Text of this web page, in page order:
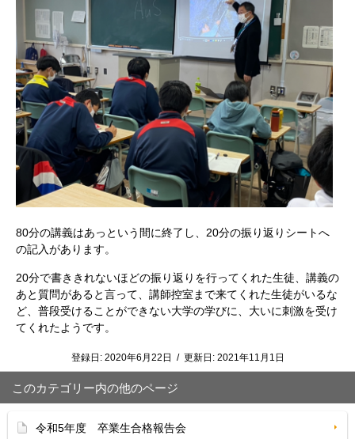
80分の講義はあっという間に終了し、20分の振り返りシートへ
の記入があります。
20分で書ききれないほどの振り返りを行ってくれた生徒、講義の
あと質問があると言って、講師控室まで来てくれた生徒がいるな
ど、普段受けることができない大学の学びに、大いに刺激を受け
てくれたようです。
登録日: 2020年6月22日 / 更新日: 2021年11月1日
このカテゴリー内の他のページ
令和5年度 卒業生合格報告会